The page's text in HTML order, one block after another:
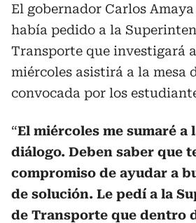
El gobernador Carlos
había pedido a la
Transporte que investigará
miércoles asistirá a la mesa
convocada por los
“El miércoles me sumaré a
diálogo. Deben saber que
compromiso de ayudar a
de solución. Le pedí a la
de Transporte que dentro